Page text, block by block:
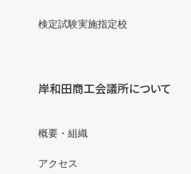
検定試験実施指定校
岸和田商工会議所について
概要・組織
アクセス